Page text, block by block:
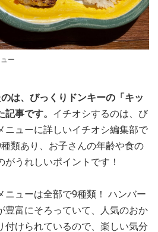
ー
は、びっくりドンキーの「キッ
事です。 イチオシするのは、び
ニューに詳しいイチオシ編集部で
類あり、お子さんの年齢や食の
うれしいポイントです！
ニューは全部で9種類！ ハンバー
豊富にそろっていて、人気のおか
付けられているので、楽しい気分